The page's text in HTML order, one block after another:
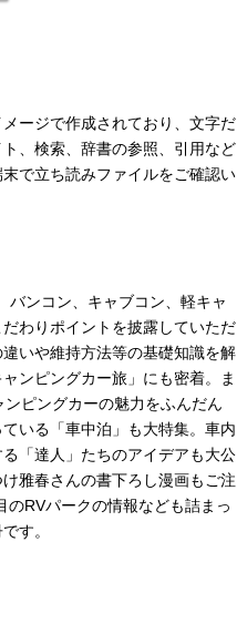
ージで作成されており、文字だ
、検索、辞書の参照、引用など
で立ち読みファイルをご確認い
バンコン、キャブコン、軽キャ
わりポイントを披露していただ
いや維持方法等の基礎知識を解
ンピングカー旅」にも密着。ま
ピングカーの魅力をふんだん
いる「車中泊」も大特集。車内
「達人」たちのアイデアも大公
雅春さんの書下ろし漫画もご注
のRVパークの情報なども詰まっ
す。